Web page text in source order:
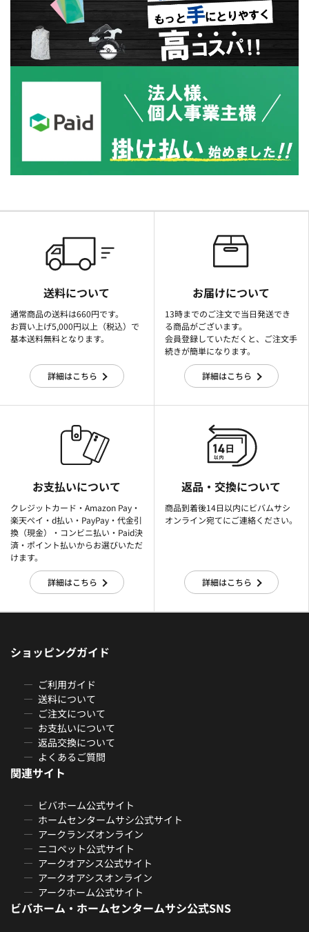
送料について
通常商品の送料は660円です。
お買い上げ5,000円以上（税込）で
基本送料無料となります。
詳細はこちら
お届けについて
13時までのご注文で当日発送でき
る商品がございます。
会員登録していただくと、ご注文手
続きが簡単になります。
詳細はこちら
お支払いについて
クレジットカード・Amazon Pay・
楽天ぺイ・d払い・PayPay・代金引
換（現金）・コンビニ払い・Paid決
済・ポイント払いからお選びいただ
けます。
詳細はこちら
返品・交換について
商品到着後14日以内にビバムサシ
オンライン宛てにご連絡ください。
詳細はこちら
ショッピングガイド
ご利用ガイド
送料について
ご注文について
お支払いについて
返品交換について
よくあるご質問
関連サイト
ビバホーム公式サイト
ホームセンタームサシ公式サイト
アークランズオンライン
ニコペット公式サイト
アークオアシス公式サイト
アークオアシスオンライン
アークホーム公式サイト
ビバホーム・ホームセンタームサシ公式SNS